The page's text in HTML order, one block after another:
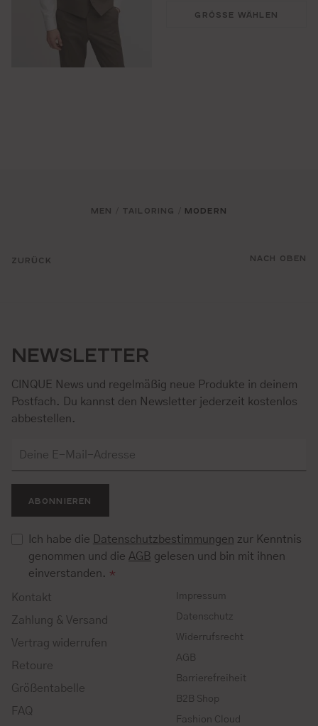
GRÖSSE WÄHLEN
ZURÜCK
MEN TAILORING MODERN
NACH OBEN
NEWSLETTER
CINQUE News und regelmäßig neue Produkte in deinem
Postfach. Du kannst den Newsletter jederzeit kostenlos
abbestellen.
ABONNIEREN
Ich habe die Datenschutzbestimmungen zur Kenntnis
genommen und die AGB gelesen und bin mit ihnen
einverstanden. *
Kontakt
Zahlung & Versand
Vertrag widerrufen
Retoure
Größentabelle
FAQ
Impressum
Datenschutz
Widerrufsrecht
AGB
Barrierefreiheit
B2B Shop
Fashion Cloud